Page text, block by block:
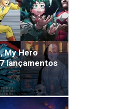
My Hero
lançamentos